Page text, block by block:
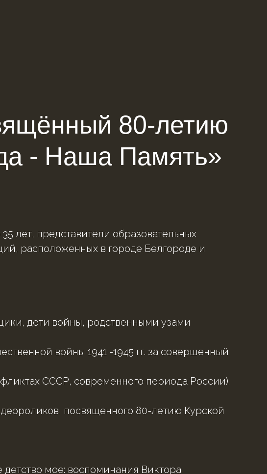
80-летию
- Наша Память»
лет, представители образовательных
расположенных в городе Белгороде и
дети войны, родственными узами
войны 1941 -1945 гг. за совершенный
СССР, современного периода России).
посвященного 80-летию Курской
мое: воспоминания Виктора